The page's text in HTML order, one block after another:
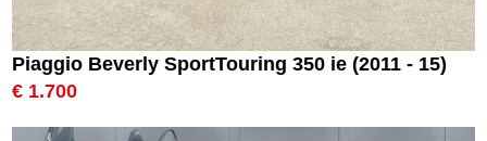
Piaggio Beverly SportTouring 350 ie (2011 - 15)
€ 1.700